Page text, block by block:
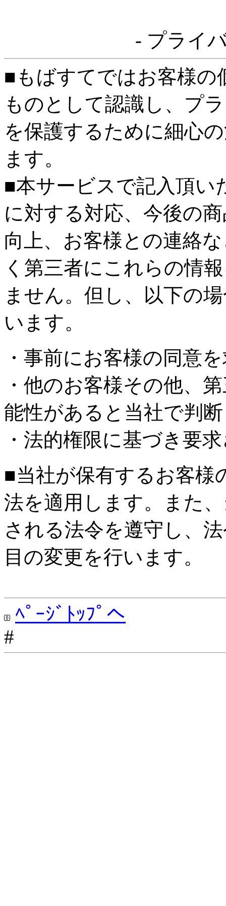
- プライ
■もばすてではお客様の
ものとして認識し、プ
を保護するために細心
ます。
■本サービスで記入頂い
に対する対応、今後の
向上、お客様との連絡
く第三者にこれらの情
ません。但し、以下の
います。
・事前にお客様の同意
・他のお客様その他、
能性があると当社で判
・法的権限に基づき要
■当社が保有するお客様
法を適用します。また
される法令を遵守し、
目の変更を行います。
ﾍﾟｰｼﾞﾄｯﾌﾟへ
#